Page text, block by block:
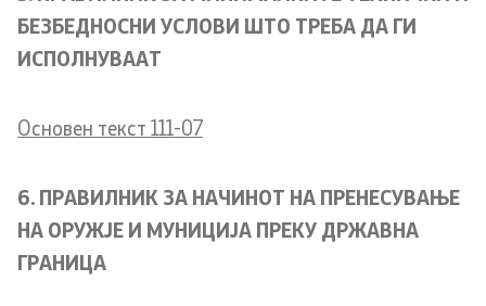
БЕЗБЕДНОСНИ УСЛОВИ ШТО ТРЕБА ДА ГИ
ИСПОЛНУВААТ
Oсновен текст 111-07
6. ПРАВИЛНИК ЗА НАЧИНОТ НА ПРЕНЕСУВАЊЕ
НА ОРУЖЈЕ И МУНИЦИЈА ПРЕКУ ДРЖАВНА
ГРАНИЦА